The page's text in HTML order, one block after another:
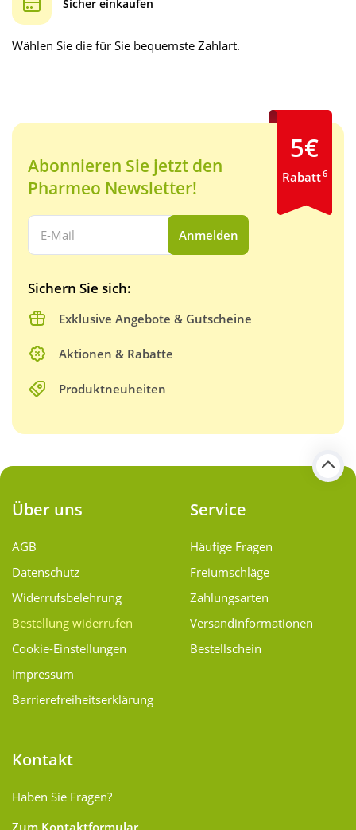
Wählen Sie die für Sie bequemste Zahlart.
Abonnieren Sie jetzt den
Pharmeo Newsletter!
Ihre E-Mail Adresse:
Anmelden
Sichern Sie sich:
Exklusive Angebote & Gutscheine
Aktionen & Rabatte
Produktneuheiten
5€
Rabatt6
Über uns
AGB
Datenschutz
Widerrufsbelehrung
Bestellung widerrufen
Cookie-Einstellungen
Impressum
Barrierefreiheitserklärung
Service
Häufige Fragen
Freiumschläge
Zahlungsarten
Versand­informationen
Bestellschein
Kontakt
Haben Sie Fragen?
Zum Kontaktformular